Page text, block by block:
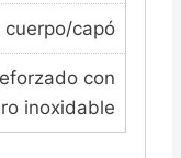
cuerpo/capó
con
inoxidable